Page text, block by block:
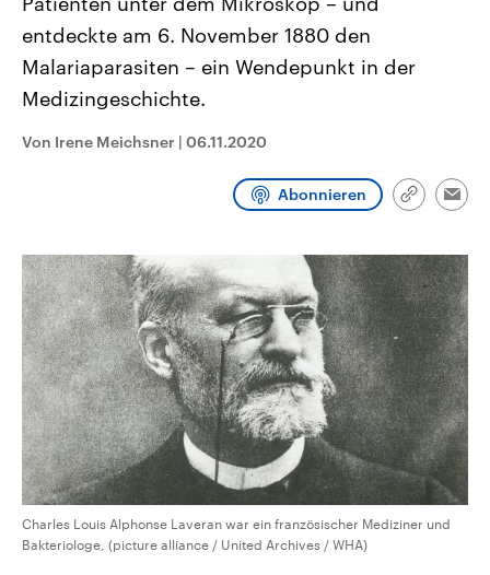
Umfragen, Prognosen,
und Hintergründe zu den Parteien
und Kandidaten der anstehenden
Wahl.
aktuelle Weltgeschehen.
Sendungen Programm Podcasts
entdeckte am 6. November 1880 den
Malariaparasiten – ein Wendepunkt in der
Medizingeschichte.
Von Irene Meichsner | 06.11.2020
Abonnieren
Link
Charles Louis Alphonse Laveran war ein französischer Mediziner und
Bakteriologe, (picture alliance / United Archives / WHA)